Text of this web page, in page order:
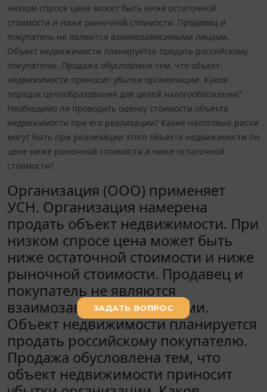
низком спросе цена может быть ниже остаточной
стоимости и ниже рыночной стоимости. Продавец и
покупатель не являются взаимозависимыми лицами.
Объект недвижимости планируется продать российскому
покупателю. Продажа обусловлена тем, что объект
недвижимости приносит убытки организации. Каков
порядок ценообразования для целей налогообложения?
Необходимо ли проводить оценку стоимости объекта
недвижимости при его реализации? Какие налоговые риски
могут быть при реализации этого объекта недвижимости по
цене ниже рыночной стоимости и ниже остаточной
стоимости?
Организация (ООО) применяет
УСН. Организация намерена
продать объект недвижимости. При
низком спросе цена может быть
ниже остаточной стоимости и ниже
рыночной стоимости. Продавец и
покупатель не являются
взаимозависимыми лицами.
Объект недвижимости планируется
продать российскому покупателю.
Продажа обусловлена тем, что
объект недвижимости приносит